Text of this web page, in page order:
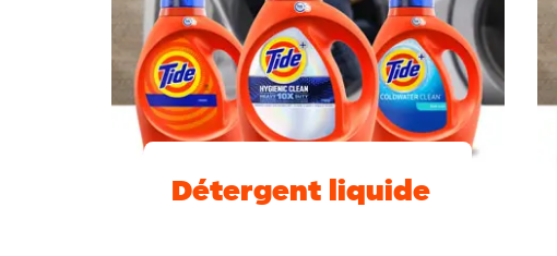
Détergent liquide